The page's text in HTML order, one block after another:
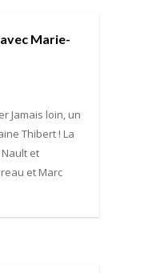
Marie-
Jamais loin, un
Thibert ! La
et
et Marc